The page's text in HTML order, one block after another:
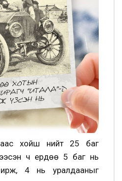
хойш нийт 25 баг
ч ердөө 5 баг нь
ирж, 4 нь уралдааныг